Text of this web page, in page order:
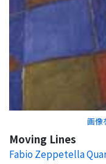
画像
Moving Lines
Fabio Zeppetella